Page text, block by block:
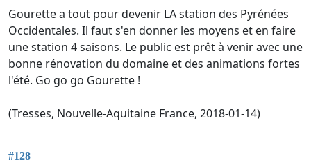
Gourette a tout pour devenir LA station des Pyrénées
Occidentales. Il faut s'en donner les moyens et en faire
une station 4 saisons. Le public est prêt à venir avec une
bonne rénovation du domaine et des animations fortes
l'été. Go go go Gourette !
(Tresses, Nouvelle-Aquitaine France, 2018-01-14)
#128